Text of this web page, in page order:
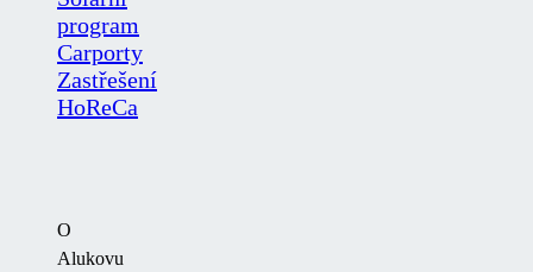
program
Carporty
Zastřešení
HoReCa
O
Alukovu